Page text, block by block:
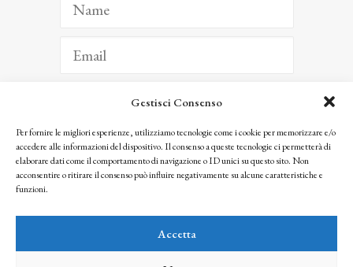
Gestisci Consenso
Per fornire le migliori esperienze, utilizziamo tecnologie come i cookie per memorizzare e/o
accedere alle informazioni del dispositivo. Il consenso a queste tecnologie ci permetterà di
elaborare dati come il comportamento di navigazione o ID unici su questo sito. Non
acconsentire o ritirare il consenso può influire negativamente su alcune caratteristiche e
funzioni.
Accetta
ISCRIVITI
Facendo clic per iscriverti, riconosci che le tue informazioni saranno trattate
seguendo la nostra Privacy Policy
© 2025 Istituto Matteucci. All right reserved
l’autorizzazione scritta dei proprietari dei diritti e dell’Istituto Matteucci